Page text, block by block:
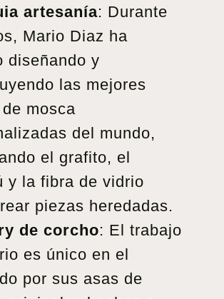
artesanía: Durante
Mario Diaz ha
diseñando y
las mejores
mosca
del mundo,
el grafito, el
y la fibra de vidrio
piezas heredadas.
de corcho: El trabajo
es único en el
por sus asas de